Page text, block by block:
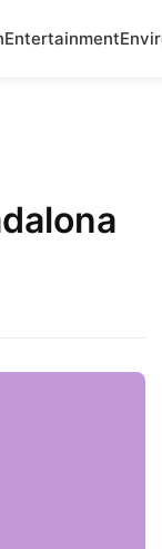
Entertainment